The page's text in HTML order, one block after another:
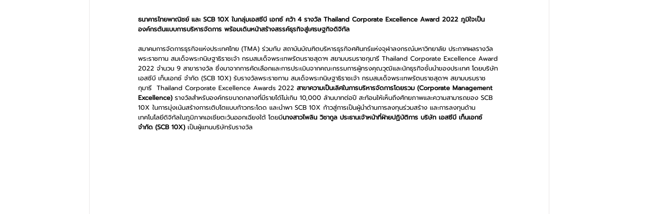
ธนาคารไทยพาณิชย์ และ SCB 10X ในกลุ่มเอสซีบี เอกซ์ คว้า 4 รางวัล Thailand Corporate Excellence Award 2022 ภูมิใจเป็น
องค์กรต้นแบบการบริหารจัดการ พร้อมเดินหน้าสร้างสรรค์ธุรกิจสู่เศรษฐกิจดิจิทัล
สมาคมการจัดการธุรกิจแห่งประเทศไทย (TMA) ร่วมกับ สถาบันบัณฑิตบริหารธุรกิจศศินทร์แห่งจุฬาลงกรณ์มหาวิทยาลัย ประกาศผลรางวัล
พระราชทาน สมเด็จพระกนิษฐาธิราชเจ้า กรมสมเด็จพระเทพรัตนราชสุดาฯ สยามบรมราชกุมารี Thailand Corporate Excellence Award
2022 จำนวน 9 สาขารางวัล ซึ่งมาจากการคัดเลือกและการประเมินจากคณะกรรมการผู้ทรงคุณวุฒิและนักธุรกิจชั้นนำของประเทศ โดยบริษัท
เอสซีบี เท็นเอกซ์ จำกัด (SCB 10X) รับรางวัลพระราชทาน สมเด็จพระกนิษฐาธิราชเจ้า กรมสมเด็จพระเทพรัตนราชสุดาฯ สยามบรมราช
กุมารี  Thailand Corporate Excellence Awards 2022 สาขาความเป็นเลิศในการบริหารจัดการโดยรวม (Corporate Management
Excellence) รางวัลสำหรับองค์กรขนาดกลางที่มีรายได้ไม่เกิน 10,000 ล้านบาทต่อปี สะท้อนให้เห็นถึงศักยภาพและความสามารถของ SCB
10X ในการมุ่งเน้นสร้างการเติบโตแบบก้าวกระโดด และนำพา SCB 10X ก้าวสู่การเป็นผู้นำด้านการลงทุนร่วมสร้าง และการลงทุนด้าน
เทคโนโลยีดิจิทัลในภูมิภาคเอเชียตะวันออกเฉียงใต้ โดยมีนางสาวไพลิน วิชากูล ประธานเจ้าหน้าที่ฝ่ายปฏิบัติการ บริษัท เอสซีบี เท็นเอกซ์
จำกัด (SCB 10X) เป็นผู้แทนบริษัทรับรางวัล